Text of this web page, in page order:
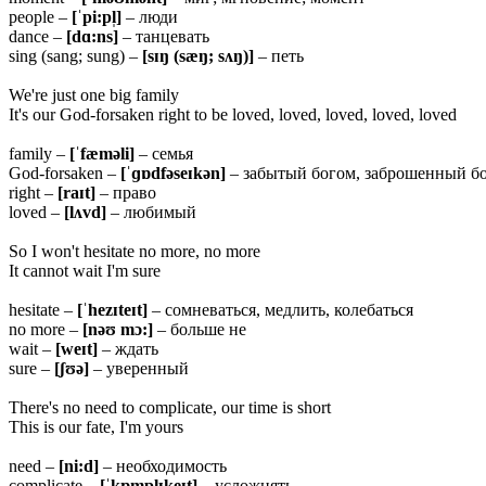
people – [ˈpi:pl̩] – люди
dance – [dɑ:ns] – танцевать
sing (sang; sung) – [sɪŋ (sæŋ; sʌŋ)] – петь
We're just one big family
It's our God-forsaken right to be loved, loved, loved, loved, loved
family – [ˈfæməli] – семья
God-forsaken – [ˈɡɒdfəseɪkən] – забытый богом, заброшенный
right – [raɪt] – право
loved – [lʌvd] – любимый
So I won't hesitate no more, no more
It cannot wait I'm sure
hesitate – [ˈhezɪteɪt] – сомневаться, медлить, колебаться
no more – [nəʊ mɔ:] – больше не
wait – [weɪt] – ждать
sure – [ʃʊə] – уверенный
There's no need to complicate, our time is short
This is our fate, I'm yours
need – [ni:d] – необходимость